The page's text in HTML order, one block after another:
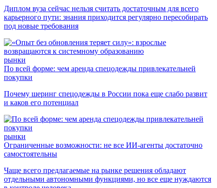
Диплом вуза сейчас нельзя считать достаточным для всего
карьерного пути: знания приходится регулярно пересобирать
под новые требования
рынки
По всей форме: чем аренда спецодежды привлекательней
покупки
Почему шеринг спецодежды в России пока еще слабо развит
и каков его потенциал
рынки
Ограниченные возможности: не все ИИ-агенты достаточно
самостоятельны
Чаще всего предлагаемые на рынке решения обладают
отдельными автономными функциями, но все еще нуждаются